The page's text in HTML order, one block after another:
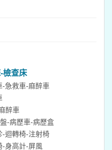
檢查床
-急救車-麻醉車
醉車
-病歷車-病歷盒
-迴轉椅-注射椅
身高計-屏風